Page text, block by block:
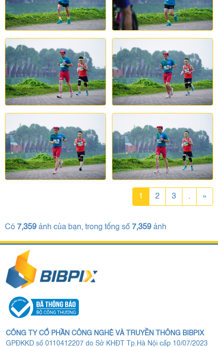
1 2 3 . »
Có 7,359 ảnh của bạn, trong tổng số 7,359 ảnh
CÔNG TY CỔ PHẦN CÔNG NGHỆ VÀ TRUYỀN THÔNG BIBPIX
GPĐKKD số 0110412207 do Sở KHĐT Tp.Hà Nội cấp 10/07/2023